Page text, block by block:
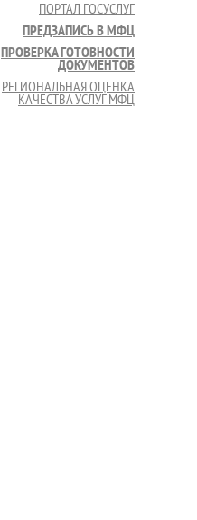
ПОРТАЛ ГОСУСЛУГ
ПРЕДЗАПИСЬ В МФЦ
ПРОВЕРКА ГОТОВНОСТИ
ДОКУМЕНТОВ
РЕГИОНАЛЬНАЯ ОЦЕНКА
КАЧЕСТВА УСЛУГ МФЦ